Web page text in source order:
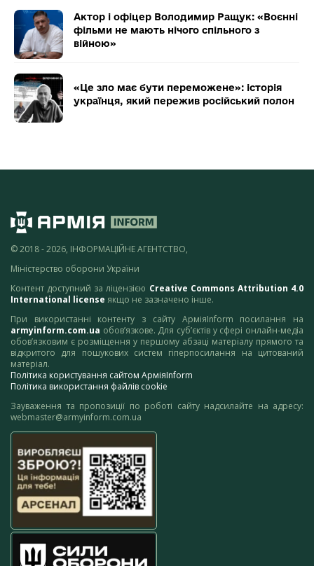
Актор і офіцер Володимир Ращук: «Воєнні
фільми не мають нічого спільного з
війною»
«Це зло має бути переможене»: історія
українця, який пережив російський полон
© 2018 - 2026, ІНФОРМАЦІЙНЕ АГЕНТСТВО,
Міністерство оборони України
Контент доступний за ліцензією Creative Commons Attribution 4.0
International license якщо не зазначено інше.
При використанні контенту з сайту АрміяInform посилання на
armyinform.com.ua обов’язкове. Для суб’єктів у сфері онлайн-медіа
обов’язковим є розміщення у першому абзаці матеріалу прямого та
відкритого для пошукових систем гіперпосилання на цитований
матеріал.
Політика користування сайтом АрміяInform
Політика використання файлів cookie
Зауваження та пропозиції по роботі сайту надсилайте на адресу:
webmaster@armyinform.com.ua